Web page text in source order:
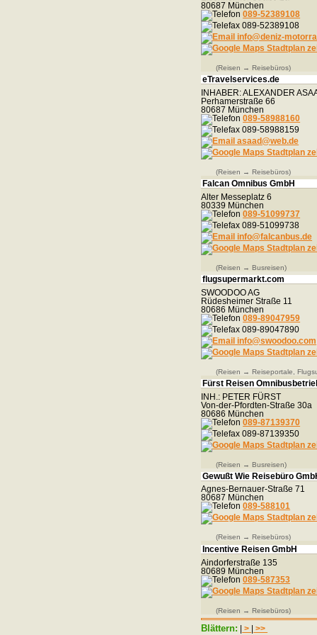
80687 München
089-52389108
089-52389108
info@deniz-
Stadtplan
(Reisen → Reisebüros)
eTravelservices.de
INHABER: ALEXANDER
Perhamerstraße 66
80687 München
089-58988160
089-58988159
asaad@web.de
Stadtplan
(Reisen → Reisebüros)
Falcan Omnibus GmbH
Alter Messeplatz 6
80339 München
089-51099737
089-51099738
info@falcanbus.de
Stadtplan
(Reisen → Busreisen)
flugsupermarkt.com
SWOODOO AG
Rüdesheimer Straße 11
80686 München
089-89047959
089-89047890
info@swoodoo.com
Stadtplan
(Reisen → Reiseportale,
Fürst Reisen
INH.: PETER FÜRST
Von-der-Pfordten-Straße 30a
80686 München
089-87139370
089-87139350
Stadtplan
(Reisen → Busreisen)
Gewußt Wie Reisebüro
Agnes-Bernauer-Straße 71
80687 München
089-588101
Stadtplan
(Reisen → Reisebüros)
Incentive Reisen GmbH
Aindorferstraße 135
80689 München
089-587353
Stadtplan
(Reisen → Reisebüros)
Blättern: > >>